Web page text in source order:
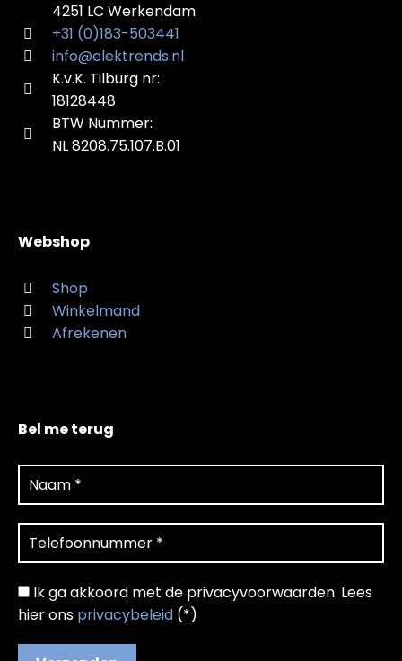
4251 LC Werkendam
+31 (0)183-503441
info@elektrends.nl
K.v.K. Tilburg nr:
18128448
BTW Nummer:
NL 8208.75.107.B.01
Webshop
Shop
Winkelmand
Afrekenen
Bel me terug
Ik ga akkoord met de privacyvoorwaarden. Lees
hier ons privacybeleid (*)